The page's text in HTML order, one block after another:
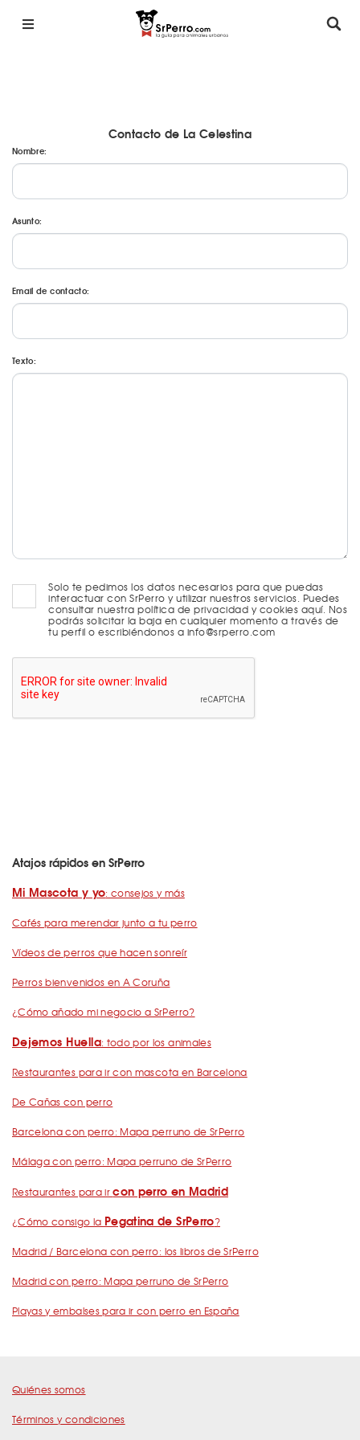
Contacto de La Celestina
Nombre:
Asunto:
Email de contacto:
Texto:
Solo te pedimos los datos necesarios para que puedas
interactuar con SrPerro y utilizar nuestros servicios. Puedes
consultar nuestra política de privacidad y cookies aquí. Nos
podrás solicitar la baja en cualquier momento a través de
tu perfil o escribiéndonos a info@srperro.com
Atajos rápidos en SrPerro
Mi Mascota y yo: consejos y más
Cafés para merendar junto a tu perro
Vídeos de perros que hacen sonreír
Perros bienvenidos en A Coruña
¿Cómo añado mi negocio a SrPerro?
Dejemos Huella: todo por los animales
Restaurantes para ir con mascota en Barcelona
De Cañas con perro
Barcelona con perro: Mapa perruno de SrPerro
Málaga con perro: Mapa perruno de SrPerro
Restaurantes para ircon perro en Madrid
¿Cómo consigo la Pegatina de SrPerro?
Madrid / Barcelona con perro: los libros de SrPerro
Madrid con perro: Mapa perruno de SrPerro
Playas y embalses para ir con perro en España
Quiénes somos
Términos y condiciones